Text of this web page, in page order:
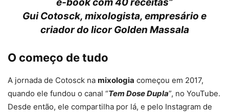
Gui Cotosck, mixologista, empresário e
criador do licor Golden Massala
O começo de tudo
A jornada de Cotosck na mixologia começou em 2017,
quando ele fundou o canal “Tem Dose Dupla”, no YouTube.
Desde então, ele compartilha por lá, e pelo Instagram de